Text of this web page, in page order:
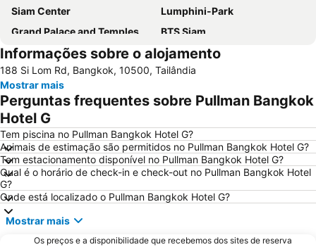
Siam Center
Lumphini-Park
Grand Palace and Temples and City Tour
BTS Siam
BTS Phaya Thai
Yaowarat
The Platinum Fashion
BTS Nana
Bangkok's Grand Palace Complex and Wat Phra Kaew
Aeroporto Don Mueang
Siam Square
Wat Arun
Grande Palácio Phra Borom
Chatuchak Market
Chao Phraya River and Bangkok Waterways Cruise including Wat Arun
BTS Ratchathewi
BTS Ekkamai
MRT Bang Rak Yai
BTS Phrom Phong
Ramkhamhaeng
THAILAND INTERNATIONAL MOTOR EXPO
MRT Si Lom
Informações sobre o alojamento
188 Si Lom Rd, Bangkok, 10500, Tailândia
Mostrar mais
Perguntas frequentes sobre Pullman Bangkok
Hotel G
Tem piscina no Pullman Bangkok Hotel G?
Animais de estimação são permitidos no Pullman Bangkok Hotel G?
Tem estacionamento disponível no Pullman Bangkok Hotel G?
Qual é o horário de check-in e check-out no Pullman Bangkok Hotel
G?
Onde está localizado o Pullman Bangkok Hotel G?
Mostrar mais
Os preços e a disponibilidade que recebemos dos sites de reserva